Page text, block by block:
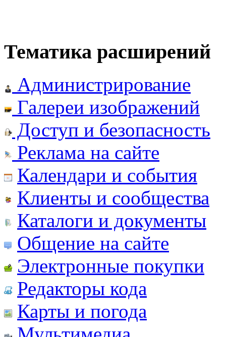
Тематика расширений
Администрирование
Галереи изображений
Доступ и безопасность
Реклама на сайте
Календари и события
Клиенты и сообщества
Каталоги и документы
Общение на сайте
Электронные покупки
Редакторы кода
Карты и погода